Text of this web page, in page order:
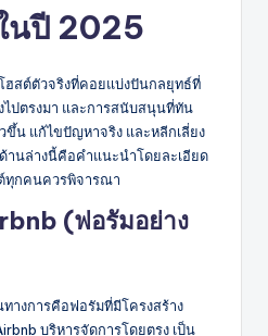
นปี 2025
สต์ตัวจริงที่คอยแบ่งปันกลยุทธ์ที่
ปตรงมา และการสนับสนุนที่ทัน
ขึ้น แก้ไขปัญหาจริง และหลีกเลี่ยง
านล่างนี้คือคำแนะนำโดยละเอียด
ทุกคนควรพิจารณา
(ฟอรัมอย่าง
างการคือฟอรัมที่มีโครงสร้าง
บริหารจัดการโดยตรง เป็น